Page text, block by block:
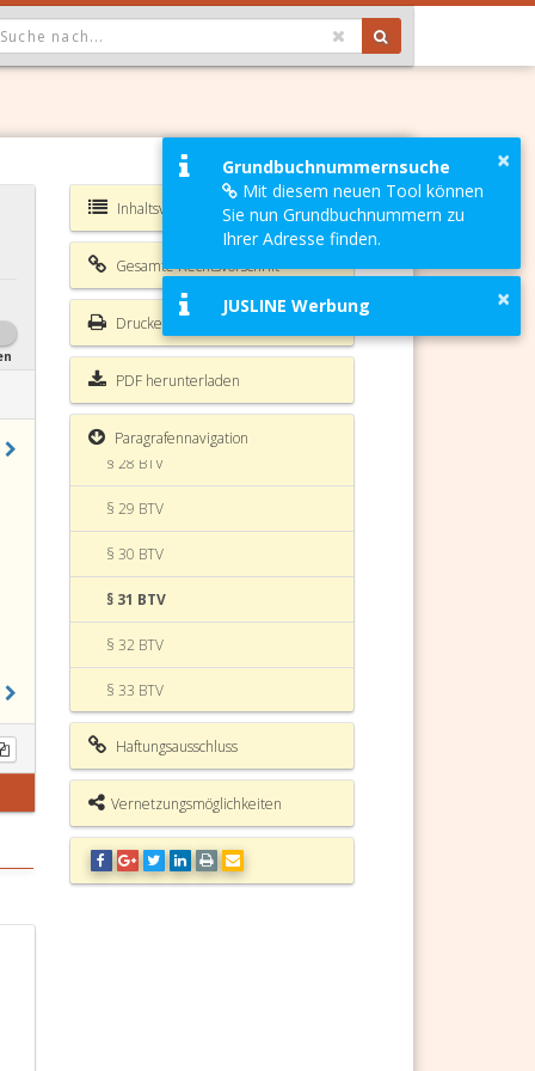
GEWÄHLTER WERT IST ALLE
Inhaltsverzeichnis BTV
Gesamte Rechtsvorschrift
Drucken
PDF herunterladen
Paragrafennavigation
§ 23 BTV
§ 24 BTV
§ 25 BTV
§ 26 BTV
§ 26a BTV
§ 26b BTV
§ 27 BTV
§ 28 BTV
§ 29 BTV
§ 30 BTV
§ 31 BTV
§ 32 BTV
§ 33 BTV
§ 34 BTV
§ 35 BTV
§ 36 BTV
§ 37 BTV
Haftungsausschluss
Vernetzungsmöglichkeiten
×
Grundbuchnummernsuche
Mit diesem neuen Tool können
Sie nun Grundbuchnummern zu
Ihrer Adresse finden.
×
JUSLINE Werbung